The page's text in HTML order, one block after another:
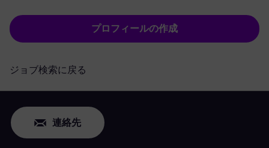
プロフィールの作成
ジョブ検索に戻る
連絡先